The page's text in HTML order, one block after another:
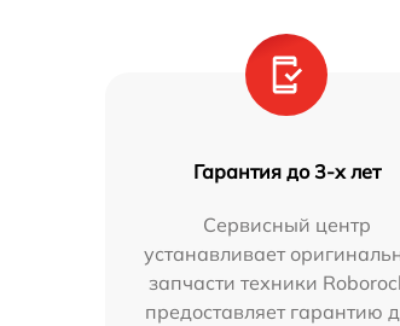
Гарантия до 3-х лет
Сервисный центр
устанавливает
запчасти техники
предоставляет гарантию